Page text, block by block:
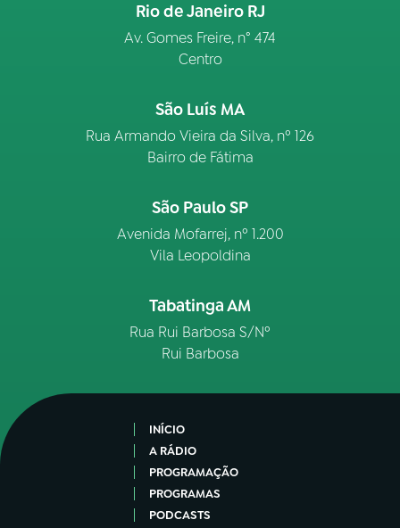
Rio de Janeiro RJ
Av. Gomes Freire, n° 474
Centro
São Luís MA
Rua Armando Vieira da Silva, nº 126
Bairro de Fátima
São Paulo SP
Avenida Mofarrej, nº 1.200
Vila Leopoldina
Tabatinga AM
Rua Rui Barbosa S/Nº
Rui Barbosa
INÍCIO
A RÁDIO
PROGRAMAÇÃO
PROGRAMAS
PODCASTS